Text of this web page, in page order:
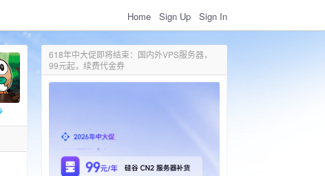
Home Sign Up Sign In
618年中大促即将结束：国内外VPS服务器，
99元起，续费代金券